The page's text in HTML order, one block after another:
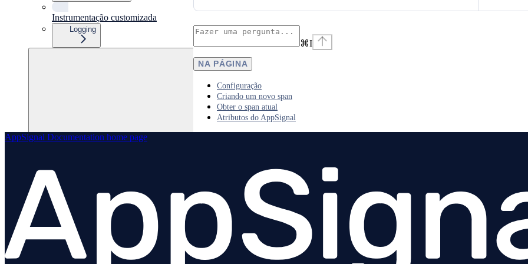
Instrumentação customizada
Logging
Java
OpenTelemetry
⌘I
NA PÁGINA
Configuração
Criando um novo span
Obter o span atual
Atributos do AppSignal
AppSignal Documentation home page